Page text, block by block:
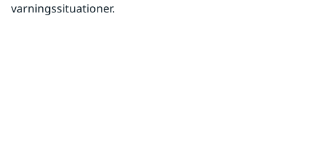
varningssituationer.